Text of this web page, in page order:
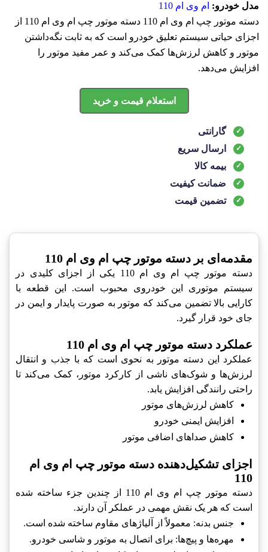
مدل خودرو: ام وی ام 110
دسته موتور چپ ام وی ام 110 دسته موتور چپ ام وی ام 110 از
اجزای حیاتی سیستم تعلیق خودرو است که به ثابت نگه‌داشتن
موتور و کاهش لرزش‌ها کمک می‌کند و عمر مفید موتور را
افزایش می‌دهد.
استعلام قیمت و خرید
گارانتی
ارسال سریع
بیمه کالا
ضمانت کیفیت
تضمین قیمت
مقدمه‌ای بر دسته موتور چپ ام وی ام 110
دسته موتور چپ ام وی ام 110 یکی از اجزای کلیدی در
سیستم موتوری این خودروی محبوب است. این قطعه با
کارایی بالا تضمین می‌کند که موتور به صورت پایدار و ایمن در
جای خود قرار گیرد.
عملکرد دسته موتور چپ ام وی ام 110
عملکرد این دسته موتور به نحوی است که با جذب و انتقال
لرزش‌ها و شوک‌های ناشی از کارکرد موتور، کمک می‌کند تا
راحتی رانندگی افزایش یابد.
کاهش لرزش‌های موتور
افزایش ایمنی خودرو
کاهش صداهای اضافی موتور
اجزای تشکیل‌دهنده دسته موتور چپ ام وی ام
110
دسته موتور چپ ام وی ام 110 از چندین جزء ساخته شده
است که هر یک نقش مهمی در عملکر آن دارند.
جنس بدنه: معمولاً از آلیاژهای مقاوم ساخته شده است.
مهره‌ها و پیچ‌ها: برای اتصال به موتور و شاسی خودرو.